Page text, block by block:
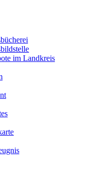
im Landkreis